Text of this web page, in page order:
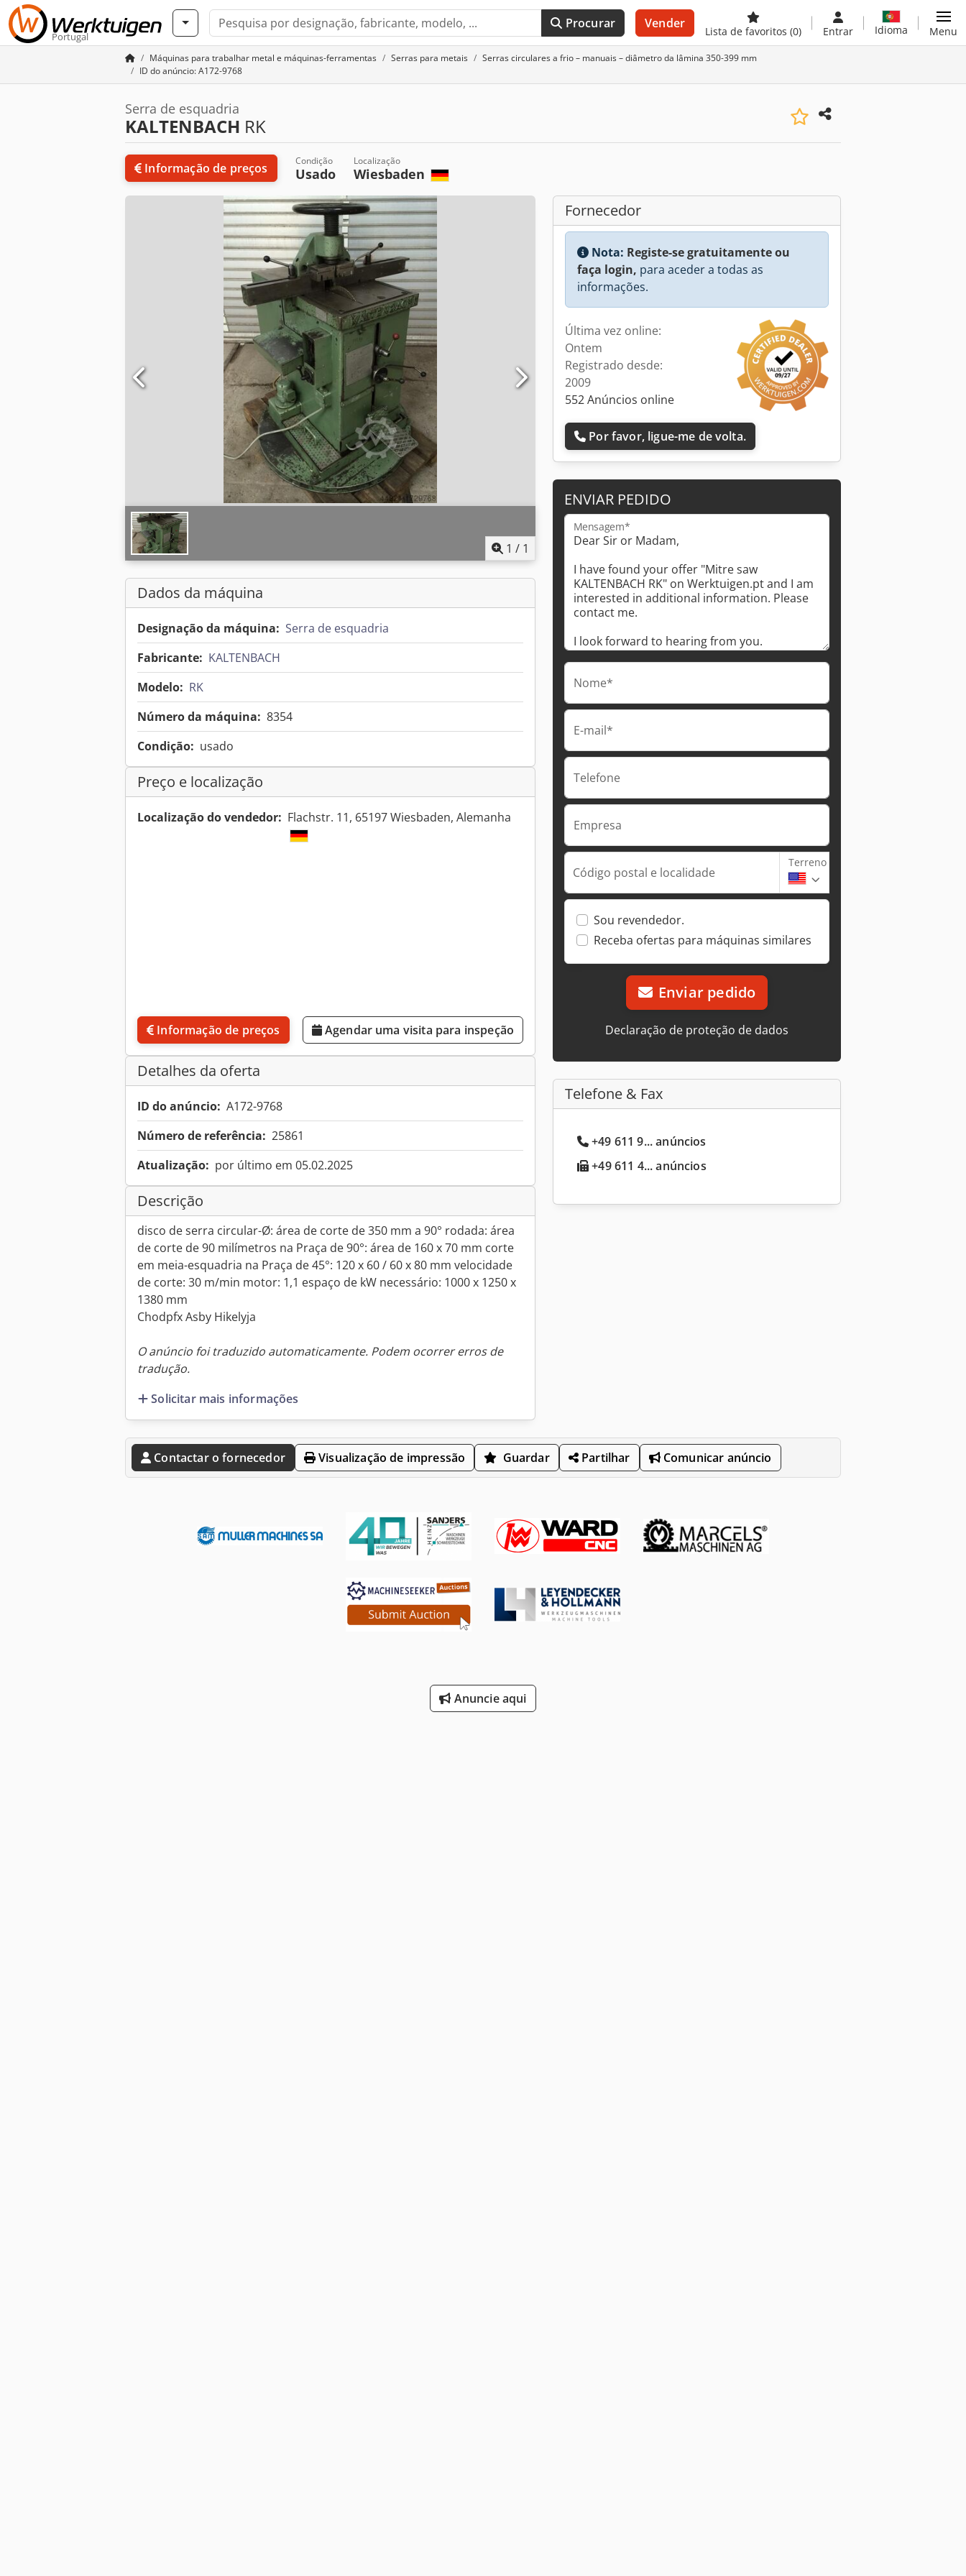
Portugal
Procurar Vender
Lista de favoritos (0) Entrar Idioma Menu
Máquinas para trabalhar metal e máquinas-ferramentas Serras para metais
Serras circulares a frio – manuais – diâmetro da lâmina 350-399 mm
ID do anúncio: A172-9768
Serra de esquadria
KALTENBACH RK
Informação de preços Condição
Usado
Localização
Wiesbaden
Solicitar mais imagens
1 / 1
Dados da máquina
Designação da máquina: Serra de esquadria
Fabricante: KALTENBACH
Modelo: RK
Número da máquina: 8354
Condição: usado
Preço e localização
Localização do vendedor: Flachstr. 11, 65197 Wiesbaden, Alemanha
Informação de preços Agendar uma visita para inspeção
Detalhes da oferta
ID do anúncio: A172-9768
Número de referência: 25861
Atualização: por último em 05.02.2025
Descrição
disco de serra circular-Ø: área de corte de 350 mm a 90° rodada: área
de corte de 90 milímetros na Praça de 90°: área de 160 x 70 mm corte
em meia-esquadria na Praça de 45°: 120 x 60 / 60 x 80 mm velocidade
de corte: 30 m/min motor: 1,1 espaço de kW necessário: 1000 x 1250 x
1380 mm
Chodpfx Asby Hikelyja
O anúncio foi traduzido automaticamente. Podem ocorrer erros de
tradução.
Solicitar mais informações
Fornecedor
Nota: Registe-se gratuitamente ou
faça login, para aceder a todas as
informações.
Última vez online:
Ontem
Registrado desde:
2009
552 Anúncios online
Por favor, ligue-me de volta.
ENVIAR PEDIDO
Mensagem*
Nome*
E-mail*
Telefone
Empresa
Código postal e localidade
Terreno
Sou revendedor.
Receba ofertas para máquinas similares
Enviar pedido
Declaração de proteção de dados
Telefone & Fax
+49 611 9... anúncios
+49 611 4... anúncios
Contactar o fornecedor Visualização de impressão Guardar Partilhar Comunicar anúncio
Anuncie aqui